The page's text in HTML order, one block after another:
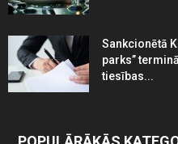
Sankcionētā
parks”
tiesības...